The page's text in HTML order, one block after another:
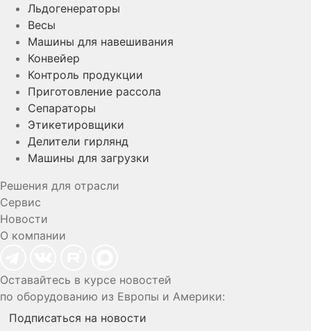
Льдогенераторы
Весы
Машины для навешивания
Конвейер
Контроль продукции
Приготовление рассола
Сепараторы
Этикетировщики
Делители гирлянд
Машины для загрузки
Решения для отрасли
Сервис
Новости
О компании
Оставайтесь в курсе новостей
по оборудованию из Европы и Америки:
Подписаться на новости